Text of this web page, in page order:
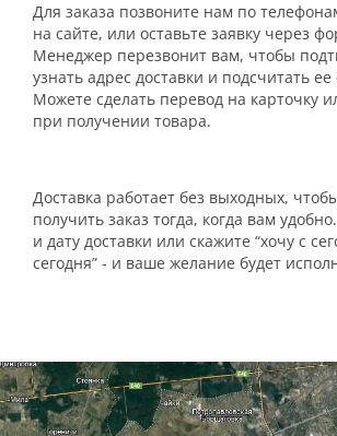
Для заказа позвоните нам по
на сайте, или оставьте заявку через
Менеджер перезвонит вам, чтобы
узнать адрес доставки и подсчитать ее
Можете сделать перевод на карточку
при получении товара.
Доставка работает без выходных,
получить заказ тогда, когда вам
и дату доставки или скажите “хочу с
сегодня” - и ваше желание будет